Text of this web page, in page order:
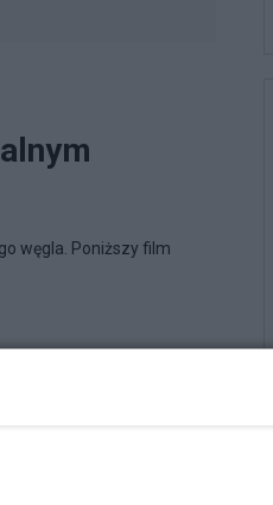
węgla. Poniższy film